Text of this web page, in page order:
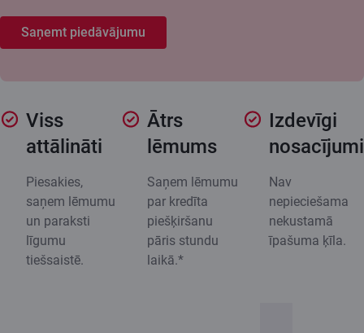
Saņemt piedāvājumu
Viss
attālināti
Piesakies,
saņem lēmumu
un paraksti
līgumu
tiešsaistē.
Ātrs
lēmums
Saņem lēmumu
par kredīta
piešķiršanu
pāris stundu
laikā.*
Izdevīgi
nosacījumi
Nav
nepieciešama
nekustamā
īpašuma ķīla.